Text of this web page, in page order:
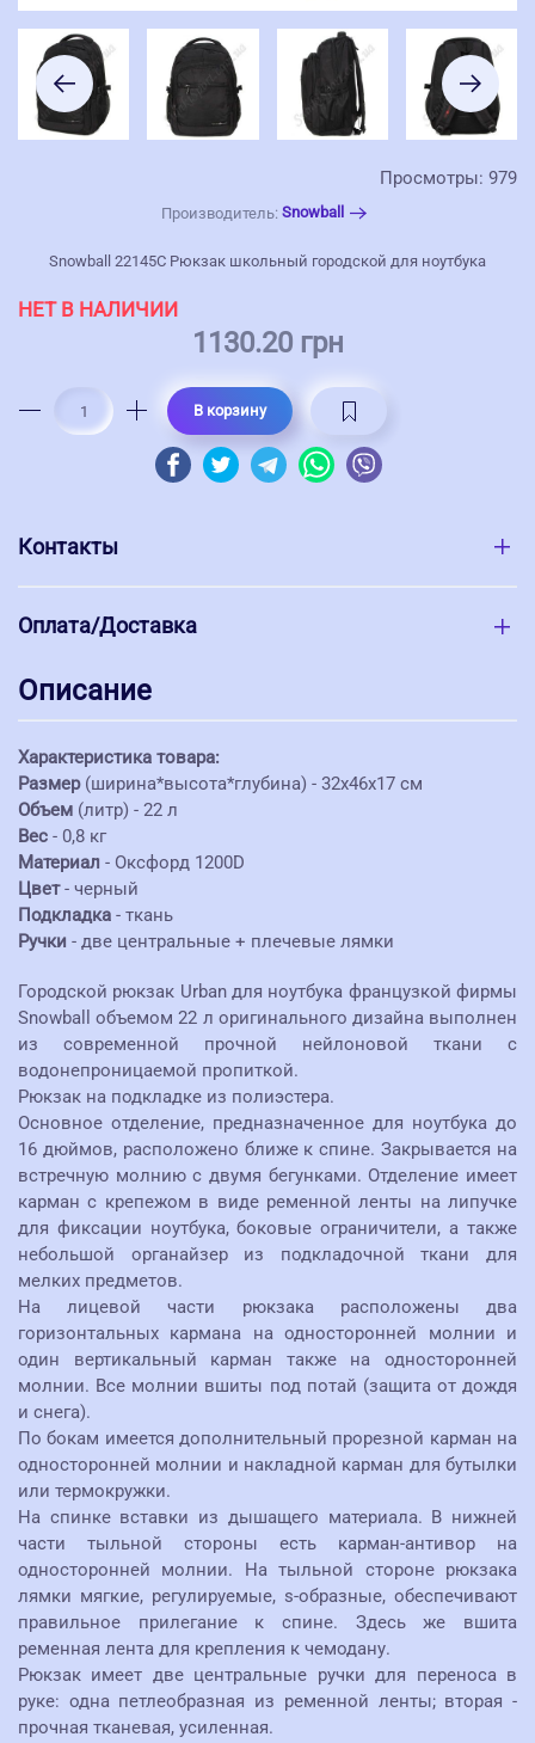
Просмотры: 979
Производитель: Snowball
Snowball 22145C Рюкзак школьный городской для ноутбука
НЕТ В НАЛИЧИИ
1130.20 грн
В корзину
Контакты
Оплата/Доставка
Описание
Характеристика товара:
Размер(ширина*высота*глубина) - 32х46х17 см
Объем (литр) - 22 л
Вес - 0,8 кг
Материал - Оксфорд 1200D
Цвет- черный
Подкладка - ткань
Ручки - две центральные + плечевые лямки
Городской рюкзак Urban для ноутбука французкой фирмы
Snowball объемом 22 л оригинального дизайна выполнен
из современной прочной нейлоновой ткани с
водонепроницаемой пропиткой.
Рюкзак на подкладке из полиэстера.
Основное отделение, предназначенное для ноутбука до
16 дюймов, расположено ближе к спине. Закрывается на
встречную молнию с двумя бегунками. Отделение имеет
карман с крепежом в виде ременной ленты на липучке
для фиксации ноутбука, боковые ограничители, а также
небольшой органайзер из подкладочной ткани для
мелких предметов.
На лицевой части рюкзака расположены два
горизонтальных кармана на односторонней молнии и
один вертикальный карман также на односторонней
молнии. Все молнии вшиты под потай (защита от дождя
и снега).
По бокам имеется дополнительный прорезной карман на
односторонней молнии и накладной карман для бутылки
или термокружки.
На спинке вставки из дышащего материала. В нижней
части тыльной стороны есть карман-антивор на
односторонней молнии. На тыльной стороне рюкзака
лямки мягкие, регулируемые, s-образные, обеспечивают
правильное прилегание к спине. Здесь же вшита
ременная лента для крепления к чемодану.
Рюкзак имеет две центральные ручки для переноса в
руке: одна петлеобразная из ременной ленты; вторая -
прочная тканевая, усиленная.